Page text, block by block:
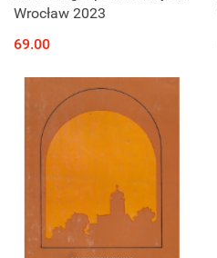
Wrocław 2023
69.00